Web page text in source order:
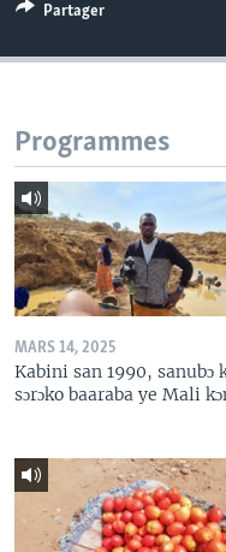
Partager
Programmes
MARS 14, 2025
Kabini san 1990, sanubɔ
sɔrɔko baaraba ye Mali